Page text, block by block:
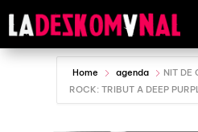
Home agenda
NIT DE
ROCK: TRIBUT A DEEP